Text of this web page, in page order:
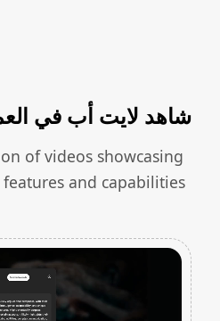
شاهد لايت أب في
of videos showcasing
and capabilities.